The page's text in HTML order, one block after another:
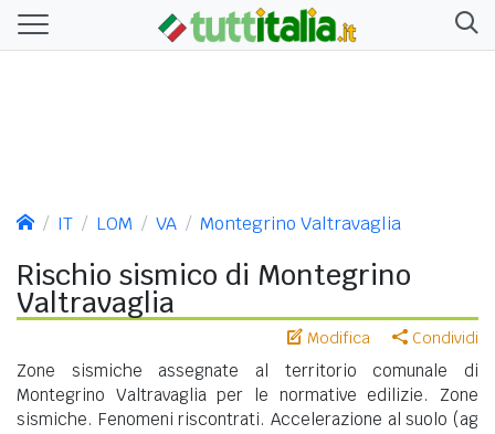
IT LOM VA Montegrino Valtravaglia
Rischio sismico di Montegrino
Valtravaglia
Modifica Condividi
Zone sismiche assegnate al territorio comunale di
Montegrino Valtravaglia per le normative edilizie. Zone
sismiche. Fenomeni riscontrati. Accelerazione al suolo (ag